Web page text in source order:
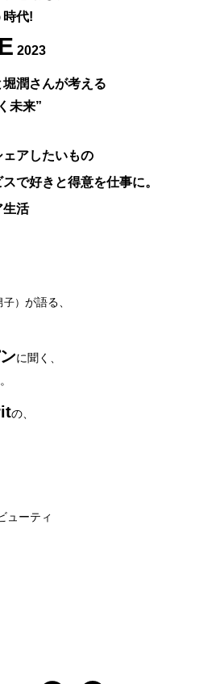
時代!
2023
潤さんが考える
未来”
ェアしたいもの
で好きと得意を仕事に。
生活
） が語る、
に聞く、
の、
ューティ